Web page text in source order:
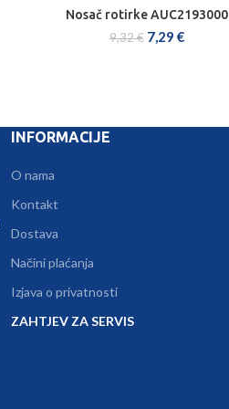
DODAJ U KOŠARICU
Nosač rotirke AUC2193000
9,32€ 7,29 €
INFORMACIJE
O nama
Kontakt
Dostava
Načini plaćanja
Izjava o privatnosti
ZAHTJEV ZA SERVIS